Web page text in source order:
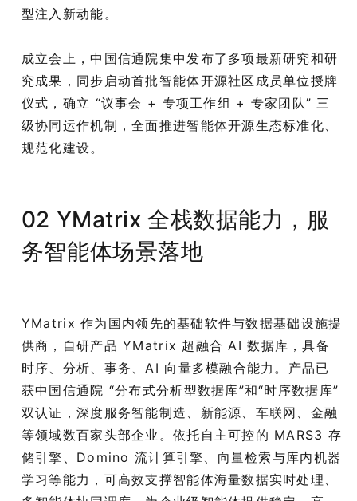
型注入新动能。
成立会上，中国信通院集中发布了多项最新研究和研
究成果，同步启动首批智能体开源社区成员单位授牌
仪式，确立 “议事会 + 专项工作组 + 专家团队” 三
级协同运作机制，全面推进智能体开源生态标准化、
规范化建设。
02 YMatrix 全栈数据能力，服
务智能体场景落地
YMatrix 作为国内领先的基础软件与数据基础设施提
供商，自研产品 YMatrix 超融合 AI 数据库，具备
时序、分析、事务、AI 向量多模融合能力。产品已
获中国信通院 “分布式分析型数据库”和“时序数据库”
双认证，深度服务智能制造、新能源、车联网、金融
等领域数百家头部企业。依托自主可控的 MARS3 存
储引擎、Domino 流计算引擎、向量检索与库内机器
学习等能力，可高效支撑智能体海量数据实时处理、